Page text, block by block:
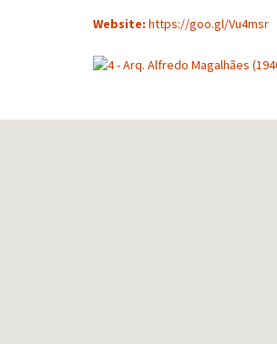
Website: https://goo.gl/Vu4msr